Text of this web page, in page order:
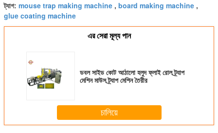
ট্যাগ: mouse trap making machine , board making machine ,
glue coating machine
এর সেরা মূল্য পান
ডবল সাইড কোট আঠালো হলুদ ফ্লাই রোল ট্র্যাপ
মেশিন মাউস ট্র্যাপ মেশিন তৈরীর
চালিয়ে